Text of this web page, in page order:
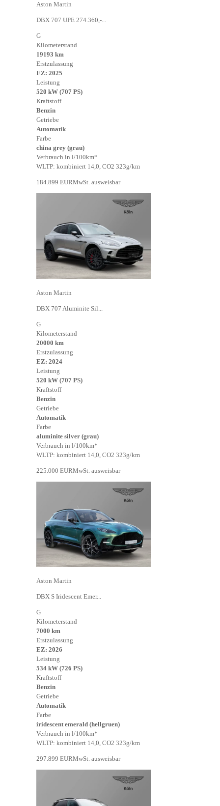
Aston Martin
DBX 707 UPE 274.360,-...
G
Kilometerstand
19193 km
Erstzulassung
EZ: 2025
Leistung
520 kW (707 PS)
Kraftstoff
Benzin
Getriebe
Automatik
Farbe
china grey (grau)
Verbrauch in l/100km*
WLTP: kombiniert 14,0, CO2 323g/km
184.899 EURMwSt. ausweisbar
Aston Martin
DBX 707 Aluminite Sil...
G
Kilometerstand
20000 km
Erstzulassung
EZ: 2024
Leistung
520 kW (707 PS)
Kraftstoff
Benzin
Getriebe
Automatik
Farbe
aluminite silver (grau)
Verbrauch in l/100km*
WLTP: kombiniert 14,0, CO2 323g/km
225.000 EURMwSt. ausweisbar
Aston Martin
DBX S Iridescent Emer...
G
Kilometerstand
7000 km
Erstzulassung
EZ: 2026
Leistung
534 kW (726 PS)
Kraftstoff
Benzin
Getriebe
Automatik
Farbe
iridescent emerald (hellgruen)
Verbrauch in l/100km*
WLTP: kombiniert 14,0, CO2 323g/km
297.899 EURMwSt. ausweisbar